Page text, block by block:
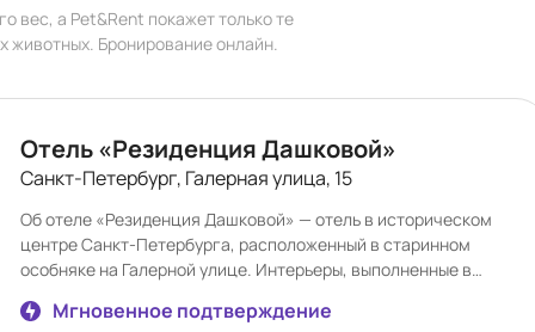
вес, а Pet&Rent покажет только те
животных. Бронирование онлайн.
Отель «Резиденция Дашковой»
Санкт-Петербург, Галерная улица, 15
Об отеле «Резиденция Дашковой» — отель в историческом
центре Санкт-Петербурга, расположенный в старинном
особняке на Галерной улице. Интерьеры, выполненные в
Петербурга и делают отдых по-настоящему особенным. Отель
Мгновенное подтверждение